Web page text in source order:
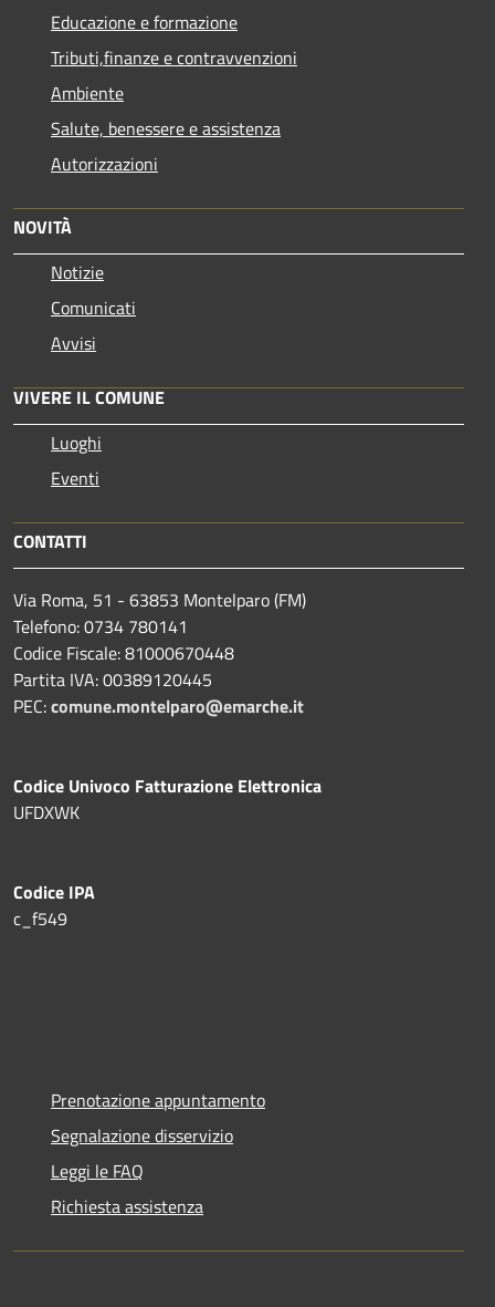
Educazione e formazione
Tributi,finanze e contravvenzioni
Ambiente
Salute, benessere e assistenza
Autorizzazioni
NOVITÀ
Notizie
Comunicati
Avvisi
VIVERE IL COMUNE
Luoghi
Eventi
CONTATTI
Via Roma, 51 - 63853 Montelparo (FM)
Telefono: 0734 780141
Codice Fiscale: 81000670448
Partita IVA: 00389120445
PEC:comune.montelparo@emarche.it
Codice Univoco Fatturazione Elettronica
UFDXWK
Codice IPA
c_f549
Prenotazione appuntamento
Segnalazione disservizio
Leggi le FAQ
Richiesta assistenza